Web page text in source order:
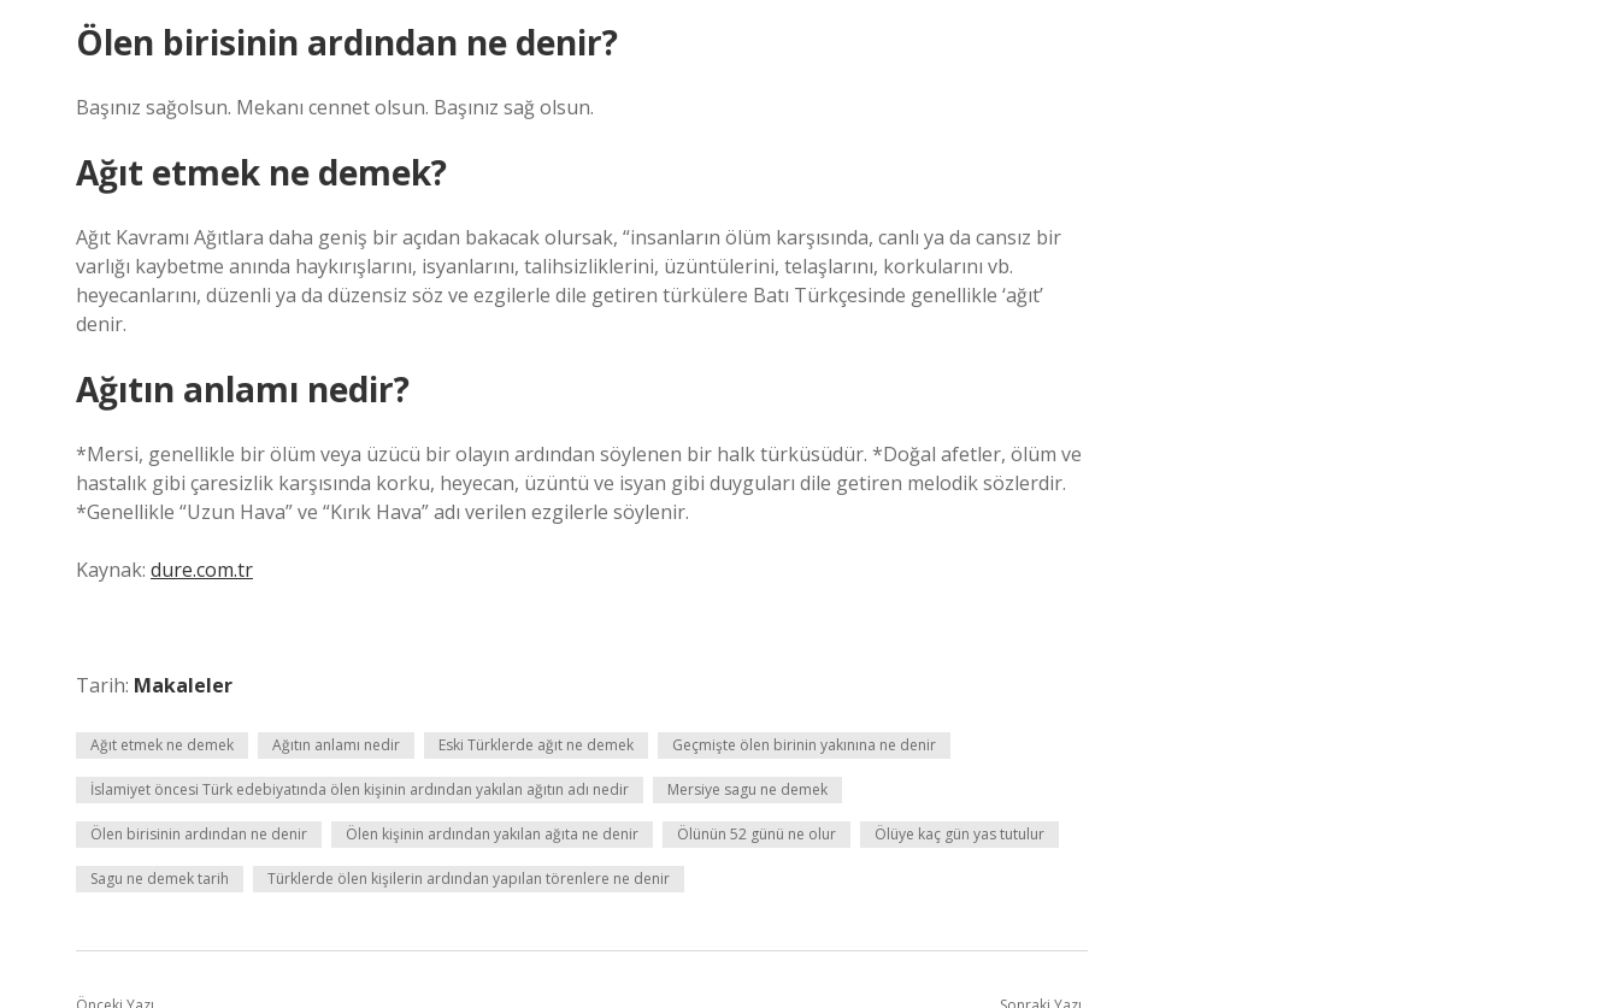
Ölen birisinin ardından ne denir?
Başınız sağolsun. Mekanı cennet olsun. Başınız sağ olsun.
Ağıt etmek ne demek?
Ağıt Kavramı Ağıtlara daha geniş bir açıdan bakacak olursak, “insanların ölüm karşısında, canlı ya da cansız bir
varlığı kaybetme anında haykırışlarını, isyanlarını, talihsizliklerini, üzüntülerini, telaşlarını, korkularını vb.
heyecanlarını, düzenli ya da düzensiz söz ve ezgilerle dile getiren türkülere Batı Türkçesinde genellikle ‘ağıt’
denir.
Ağıtın anlamı nedir?
*Mersi, genellikle bir ölüm veya üzücü bir olayın ardından söylenen bir halk türküsüdür. *Doğal afetler, ölüm ve
hastalık gibi çaresizlik karşısında korku, heyecan, üzüntü ve isyan gibi duyguları dile getiren melodik sözlerdir.
*Genellikle “Uzun Hava” ve “Kırık Hava” adı verilen ezgilerle söylenir.
Kaynak: dure.com.tr
Tarih: Makaleler
Ağıt etmek ne demek Ağıtın anlamı nedir Eski Türklerde ağıt ne demek Geçmişte ölen birinin yakınına ne denir
İslamiyet öncesi Türk edebiyatında ölen kişinin ardından yakılan ağıtın adı nedir Mersiye sagu ne demek
Ölen birisinin ardından ne denir Ölen kişinin ardından yakılan ağıta ne denir Ölünün 52 günü ne olur Ölüye kaç gün yas tutulur
Sagu ne demek tarih Türklerde ölen kişilerin ardından yapılan törenlere ne denir